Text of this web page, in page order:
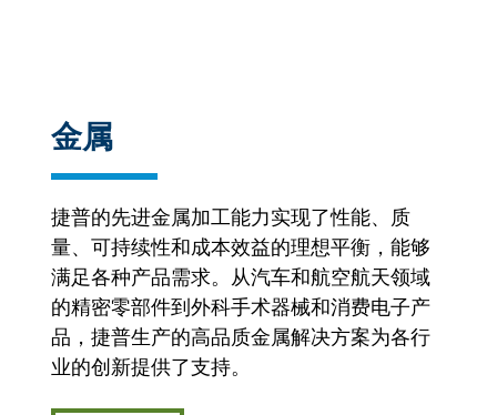
金属
捷普的先进金属加工能力实现了性能、质
量、可持续性和成本效益的理想平衡，能够
满足各种产品需求。从汽车和航空航天领域
的精密零部件到外科手术器械和消费电子产
品，捷普生产的高品质金属解决方案为各行
业的创新提供了支持。